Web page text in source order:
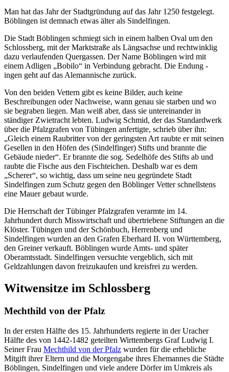
Man hat das Jahr der Stadtgründung auf das Jahr 1250 festgelegt.
Böblingen ist demnach etwas älter als Sindelfingen.
Die Stadt Böblingen schmiegt sich in einem halben Oval um den
Schlossberg, mit der Marktstraße als Längsachse und rechtwinklig
dazu verlaufenden Quergassen. Der Name Böblingen wird mit
einem Adligen „Bobilo“ in Verbindung gebracht. Die Endung -
ingen geht auf das Alemannische zurück.
Von den beiden Vettern gibt es keine Bilder, auch keine
Beschreibungen oder Nachweise, wann genau sie starben und wo
sie begraben liegen. Man weiß aber, dass sie untereinander in
ständiger Zwietracht lebten. Ludwig Schmid, der das Standardwerk
über die Pfalzgrafen von Tübingen anfertigte, schrieb über ihn:
„Gleich einem Raubritter von der geringsten Art raubte er mit seinen
Gesellen in den Höfen des (Sindelfinger) Stifts und brannte die
Gebäude nieder“. Er brannte die sog. Sedelhöfe des Stifts ab und
raubte die Fische aus den Fischteichen. Deshalb war es dem
„Scherer“, so wichtig, dass um seine neu gegründete Stadt
Sindelfingen zum Schutz gegen den Böblinger Vetter schnellstens
eine Mauer gebaut wurde.
Die Herrschaft der Tübinger Pfalzgrafen verarmte im 14.
Jahrhundert durch Misswirtschaft und übertriebene Stiftungen an die
Klöster. Tübingen und der Schönbuch, Herrenberg und
Sindelfingen wurden an den Grafen Eberhard II. von Württemberg,
den Greiner verkauft. Böblingen wurde Amts- und später
Oberamtsstadt. Sindelfingen versuchte vergeblich, sich mit
Geldzahlungen davon freizukaufen und kreisfrei zu werden.
Witwensitze im Schlossberg
Mechthild von der Pfalz
In der ersten Hälfte des 15. Jahrhunderts regierte in der Uracher
Hälfte des von 1442-1482 geteilten Wirttembergs Graf Ludwig I.
Seiner Frau Mechthild von der Pfalz wurden für die erhebliche
Mitgift ihrer Eltern und die Morgengabe ihres Ehemannes die Städte
Böblingen, Sindelfingen und viele andere Dörfer im Umkreis als